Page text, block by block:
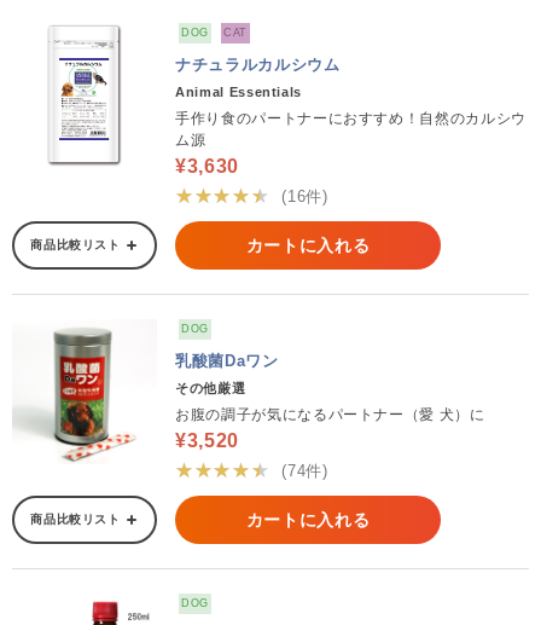
DOG CAT
ナチュラルカルシウム
Animal Essentials
手作り食のパートナーにおすすめ！自然のカルシウ
ム源
¥3,630
★★★★★
(16件)
商品比較リスト カートに入れる
DOG
乳酸菌Daワン
その他厳選
お腹の調子が気になるパートナー（愛 犬）に
¥3,520
★★★★★
(74件)
商品比較リスト カートに入れる
DOG